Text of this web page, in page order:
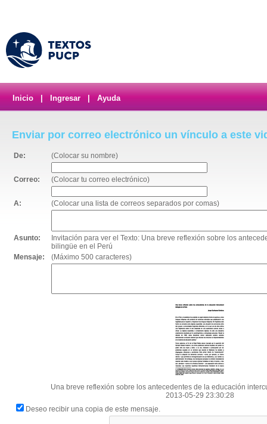
Inicio Ingresar Ayuda
Enviar por correo electrónico un vínculo a este
De: (Colocar su nombre)
Correo: (Colocar tu correo electrónico)
A: (Colocar una lista de correos separados por comas)
Asunto:
Invitación para ver el Texto: Una breve reflexión sobre los
bilingüe en el Perú
Mensaje:
(Máximo 500 caracteres)
Una breve reflexión sobre los antecedentes de la educación
2013-05-29 23:30:28
Deseo recibir una copia de este mensaje.